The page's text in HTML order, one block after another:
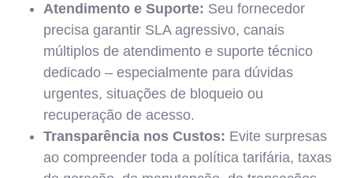
Atendimento e Suporte: Seu fornecedor
precisa garantir SLA agressivo, canais
múltiplos de atendimento e suporte técnico
dedicado – especialmente para dúvidas
urgentes, situações de bloqueio ou
recuperação de acesso.
Transparência nos Custos: Evite surpresas
ao compreender toda a política tarifária, taxas